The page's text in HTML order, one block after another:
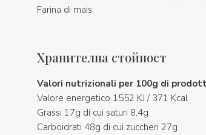
Farina di mais.
Хранителна стойност
Valori nutrizionali per 100g di
Valore energetico 1552 KJ / 371 Kcal
Grassi 17g di cui saturi 8,4g
Carboidrati 48g di cui zuccheri 27g